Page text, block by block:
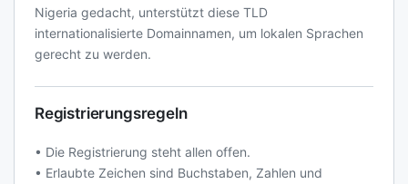
Nigeria gedacht, unterstützt diese TLD
internationalisierte Domainnamen, um lokalen Sprachen
gerecht zu werden.
Registrierungsregeln
• Die Registrierung steht allen offen.
• Erlaubte Zeichen sind Buchstaben, Zahlen und